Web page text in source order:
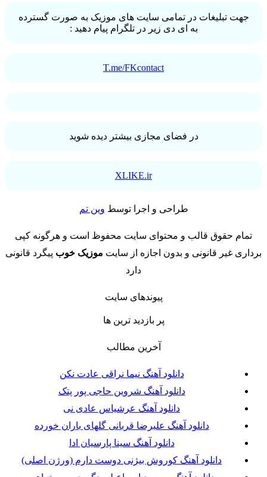
جهت تبلیغات در تمامی سایت های موزیک به صورت گسترده
به ای دی زیر در تلگرام پیام دهید :
T.me/FKcontact
در فضای مجازی بیشتر دیده شوید
XLIKE.ir
طراحی و اجرا توسط وین تم
تمام حقوق قالب و محتوای سایت محفوظ است و هرگونه کپی
برداری غیر قانونی و بدون اجازه از سایت موزیک خوب پیگرد قانونی
دارد
پیوندهای سایت
پر بازدید ترین ها
آخرین مطالب
دانلود آهنگ نیما نراقی عادت نکن
دانلود آهنگ شروین حاجی پور پتک
دانلود آهنگ عرشیاس عادی نی
دانلود آهنگ علیرضا قربانی گلهای باران خورده
دانلود آهنگ سینا پارسیان ادا
دانلود آهنگ کوروش بیژنی دوست دارم (ورژن اصلی)